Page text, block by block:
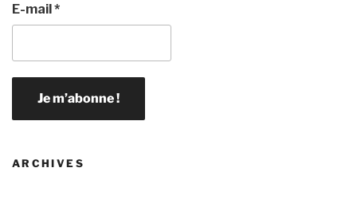
E-mail*
ARCHIVES